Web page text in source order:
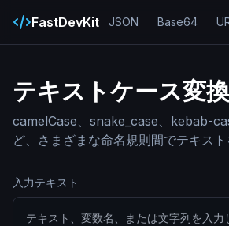
FastDevKit JSON Base64
テキストケース変
camelCase、snake_case、kebab-
ど、さまざまな命名規則間でテキスト
入力テキスト